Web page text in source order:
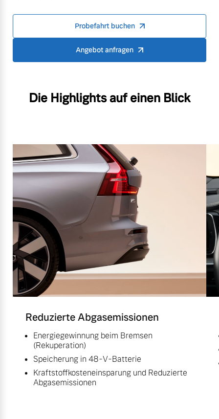
Probefahrt buchen
Angebot anfragen
Die Highlights auf einen Blick
Reduzierte Abgasemissionen
Energiegewinnung beim Bremsen
(Rekuperation)
Speicherung in 48-V-Batterie
Kraftstoffkosteneinsparung und Reduzierte
Abgasemissionen